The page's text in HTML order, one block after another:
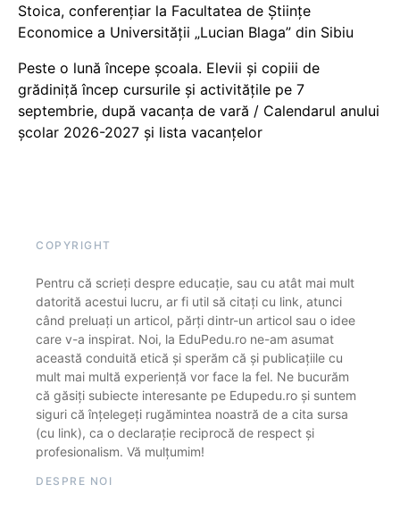
Stoica, conferențiar la Facultatea de Științe
Economice a Universității „Lucian Blaga” din Sibiu
Peste o lună începe școala. Elevii și copiii de
grădiniță încep cursurile și activitățile pe 7
septembrie, după vacanța de vară / Calendarul anului
școlar 2026-2027 și lista vacanțelor
COPYRIGHT
Pentru că scrieți despre educație, sau cu atât mai mult
datorită acestui lucru, ar fi util să citați cu link, atunci
când preluați un articol, părți dintr-un articol sau o idee
care v-a inspirat. Noi, la EduPedu.ro ne-am asumat
această conduită etică și sperăm că și publicațiile cu
mult mai multă experiență vor face la fel. Ne bucurăm
că găsiți subiecte interesante pe Edupedu.ro și suntem
siguri că înțelegeți rugămintea noastră de a cita sursa
(cu link), ca o declarație reciprocă de respect și
profesionalism. Vă mulțumim!
DESPRE NOI